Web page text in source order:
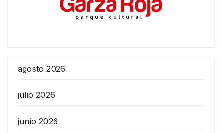
agosto 2026
julio 2026
junio 2026